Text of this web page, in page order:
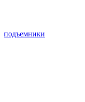
подъемники